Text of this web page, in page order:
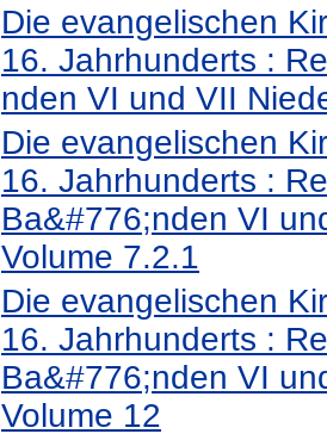
Die evangelischen
16. Jahrhunderts :
nden VI und VII
Die evangelischen
16. Jahrhunderts :
Ba&#776;nden VI
Volume 7.2.1
Die evangelischen
16. Jahrhunderts :
Ba&#776;nden VI
Volume 12